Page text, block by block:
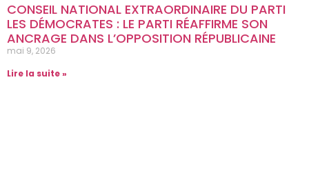
CONSEIL NATIONAL EXTRAORDINAIRE DU PARTI
LES DÉMOCRATES : LE PARTI RÉAFFIRME SON
ANCRAGE DANS L’OPPOSITION RÉPUBLICAINE
mai 9, 2026
Lire la suite »